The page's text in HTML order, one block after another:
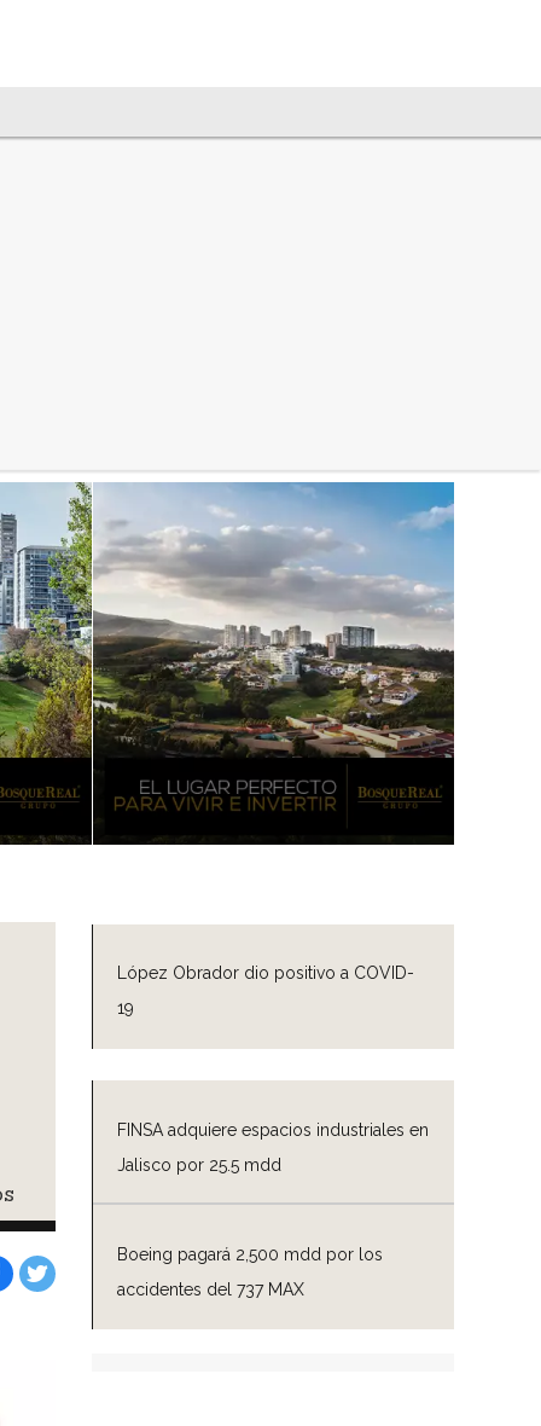
López Obrador dio positivo a COVID-
19
FINSA adquiere espacios industriales en
Jalisco por 25.5 mdd
Boeing pagará 2,500 mdd por los
accidentes del 737 MAX